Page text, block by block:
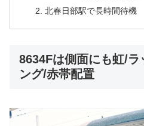
北春日部駅で長時間待機
8634Fは側面にも虹/
ング/赤帯配置